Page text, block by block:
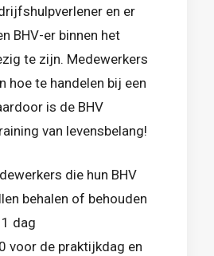
en er
BHV-er binnen het
te zijn. Medewerkers
hoe te handelen bij een
is de BHV
van levensbelang!
die hun BHV
behalen of behouden
dag
voor de praktijkdag en